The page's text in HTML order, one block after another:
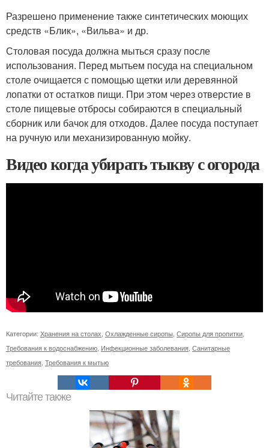
Разрешено применение также синтетических моющих
средств «Блик», «Вильва» и др.
Столовая посуда должна мыться сразу после
использования. Перед мытьем посуда на специальном
столе очищается с помощью щетки или деревянной
лопатки от остатков пищи. При этом через отверстие в
столе пищевые отбросы собираются в специальный
сборник или бачок для отходов. Далее посуда поступает
на ручную или механизированную мойку.
Видео когда убирать тыкву с огорода
Категории: Хранения на столах Охлажденные сиропы Сиропы для пропитки
Требования к водоснабжению Инфекционные заболевания Санитарные
требования Требования к мытью
Читайте также